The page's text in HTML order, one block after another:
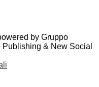
by Gruppo
& New Social